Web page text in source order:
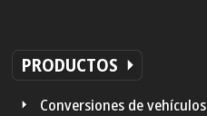
PRODUCTOS
Conversiones de vehículos